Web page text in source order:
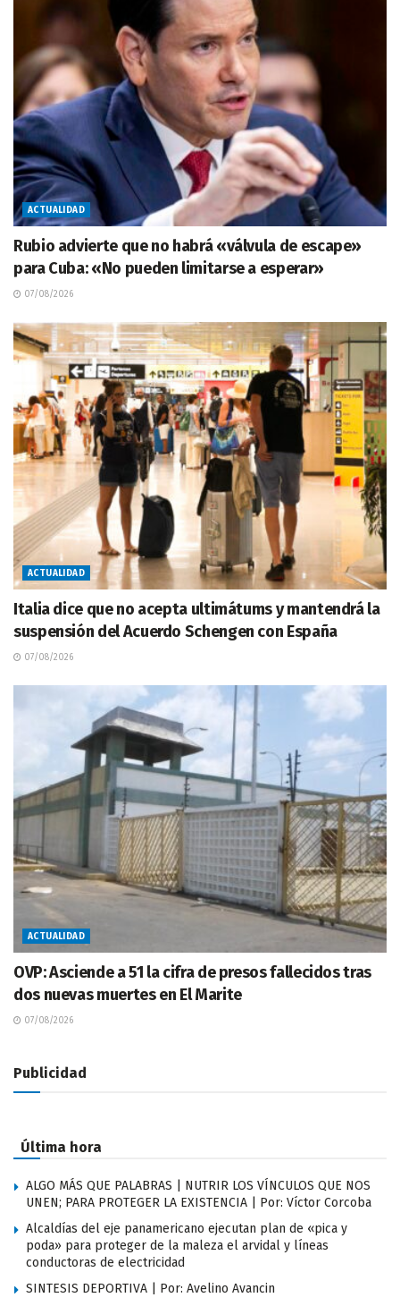
ACTUALIDAD
Rubio advierte que no habrá «válvula de escape»
para Cuba: «No pueden limitarse a esperar»
07/08/2026
ACTUALIDAD
Italia dice que no acepta ultimátums y mantendrá la
suspensión del Acuerdo Schengen con España
07/08/2026
ACTUALIDAD
OVP: Asciende a 51 la cifra de presos fallecidos tras
dos nuevas muertes en El Marite
07/08/2026
Publicidad
Última hora
ALGO MÁS QUE PALABRAS | NUTRIR LOS VÍNCULOS QUE NOS
UNEN; PARA PROTEGER LA EXISTENCIA | Por: Víctor Corcoba
Alcaldías del eje panamericano ejecutan plan de «pica y
poda» para proteger de la maleza el arvidal y líneas
conductoras de electricidad
SINTESIS DEPORTIVA | Por: Avelino Avancin